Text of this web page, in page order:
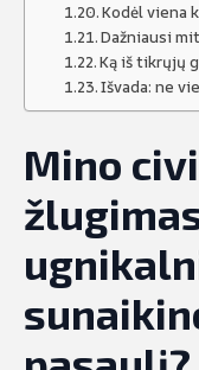
Kodėl viena
Dažniausi
Ką iš tikrųjų
Išvada: ne
Mino